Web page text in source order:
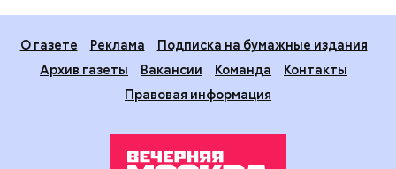
О газете Реклама
Подписка на бумажные издания
Архив газеты
Вакансии Команда
Контакты
Правовая информация